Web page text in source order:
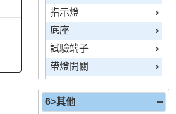
指示燈
底座
試驗端子
帶燈開關
連接器
6>其他